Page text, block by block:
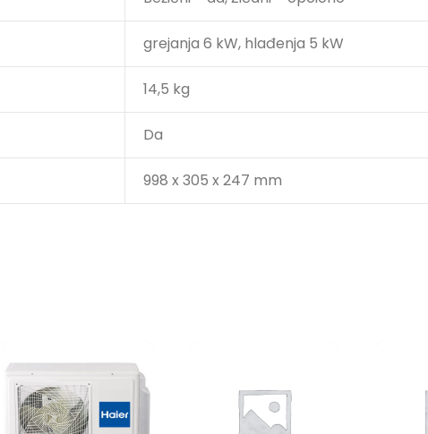
grejanja 6 kW, hlađenja 5 kW
14,5 kg
Da
998 x 305 x 247 mm